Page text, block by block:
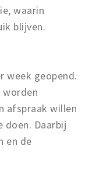
waarin
blijven.
week geopend.
worden
afspraak willen
doen. Daarbij
en de